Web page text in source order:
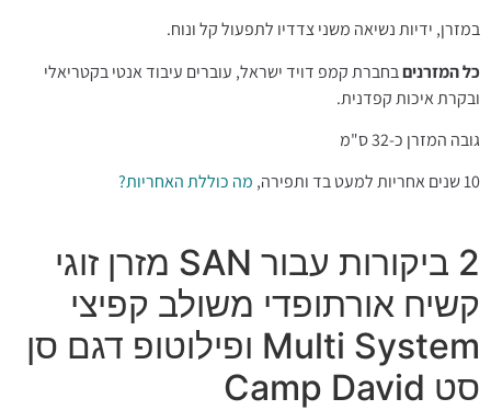
במזרן, ידיות נשיאה משני צדדיו לתפעול קל ונוח.
כל המזרניםבחברת קמפ דויד ישראל, עוברים עיבוד אנטי בקטריאלי
ובקרת איכות קפדנית.
גובה המזרן כ-32 ס"מ
10 שנים אחריות למעט בד ותפירה,
מה כוללת האחריות?
2 ביקורות עבור
SAN מזרן זוגי
קשיח אורתופדי משולב קפיצי
Multi System ופילוטופ דגם סן
סט Camp David